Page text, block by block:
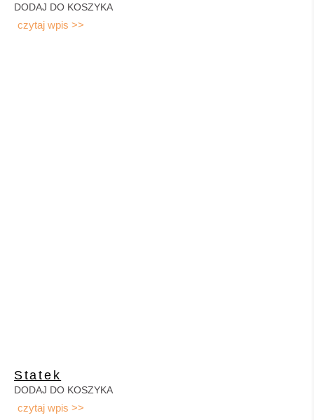
DODAJ DO KOSZYKA
czytaj wpis >>
Statek
DODAJ DO KOSZYKA
czytaj wpis >>